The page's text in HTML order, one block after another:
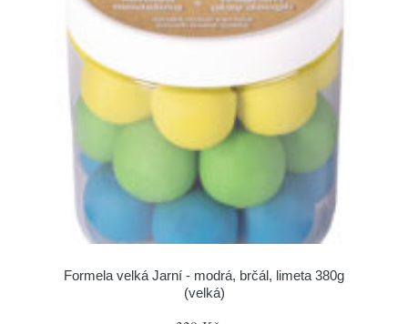
Formela velká Jarní - modrá, brčál, limeta 380g
(velká)